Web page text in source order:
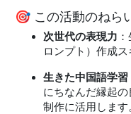
🎯 この活動のねら
次世代の表現力
ロンプト）作成ス
生きた中国語学習
にちなんだ縁起
制作に活用します